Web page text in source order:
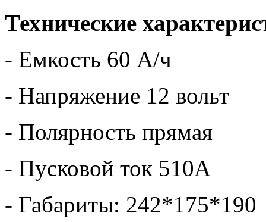
Технические
- Емкость 60 А/ч
- Напряжение 12 вольт
- Полярность прямая
- Пусковой ток 510А
- Габариты: 242*175*190